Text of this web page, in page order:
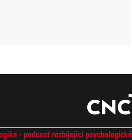
- podcast rozbíjející psychologické